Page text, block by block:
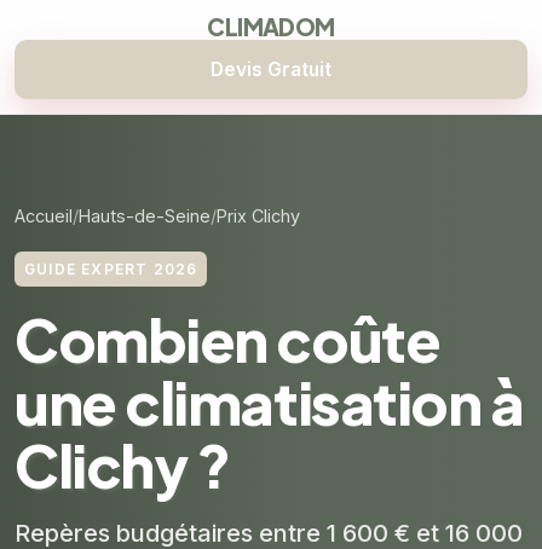
CLIMADOM
Devis Gratuit
Accueil Hauts-de-Seine Prix Clichy
GUIDE EXPERT 2026
Combien coûte
une climatisation à
Clichy ?
Repères budgétaires entre 1 600 € et 16 000